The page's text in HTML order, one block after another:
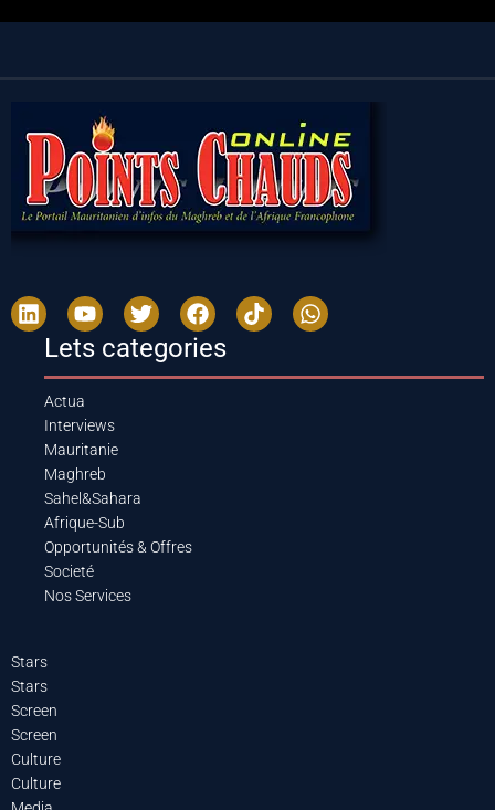
Lets categories
Actua
Interviews
Mauritanie
Maghreb
Sahel&Sahara
Afrique-Sub
Opportunités & Offres
Societé
Nos Services
Stars
Stars
Screen
Screen
Culture
Culture